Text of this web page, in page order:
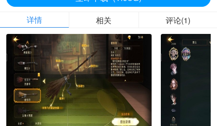
详情
相关 评论(1)